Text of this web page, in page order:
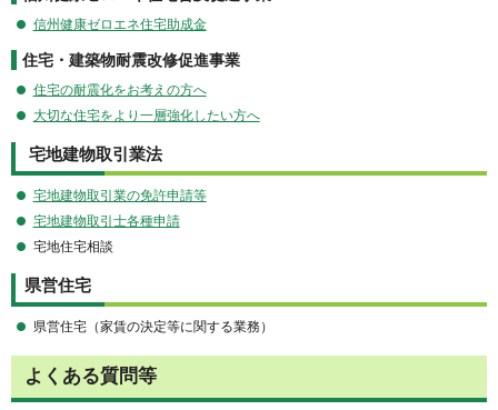
信州健康ゼロエネ住宅助成金
住宅・建築物耐震改修促進事業
住宅の耐震化をお考えの方へ
大切な住宅をより一層強化したい方へ
宅地建物取引業法
宅地建物取引業の免許申請等
宅地建物取引士各種申請
宅地住宅相談
県営住宅
県営住宅（家賃の決定等に関する業務）
よくある質問等